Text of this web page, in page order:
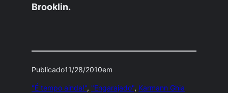
Brooklin.
Publicado11/28/2010em
"É tempo ainda!", "Engarajado", Karmann Ghia